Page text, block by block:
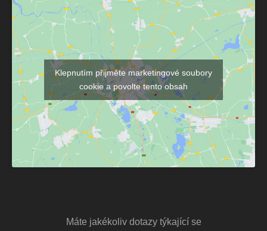
Klepnutím přijměte marketingové soubory
cookie a povolte tento obsah
Máte jakékoliv dotazy týkající se